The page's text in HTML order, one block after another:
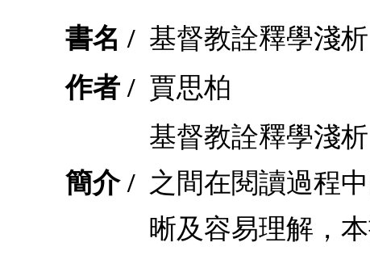
書名 / 基督教詮釋學淺析
作者 / 賈思柏
簡介 /
基督教詮釋學淺
之間在閱讀過程
晰及容易理解，